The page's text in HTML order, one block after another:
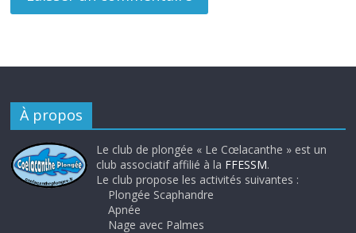
À propos
Le club de plongée « Le Cœlacanthe » est un
club associatif affilié à la FFESSM.
Le club propose les activités suivantes :
Plongée Scaphandre
Apnée
Nage avec Palmes